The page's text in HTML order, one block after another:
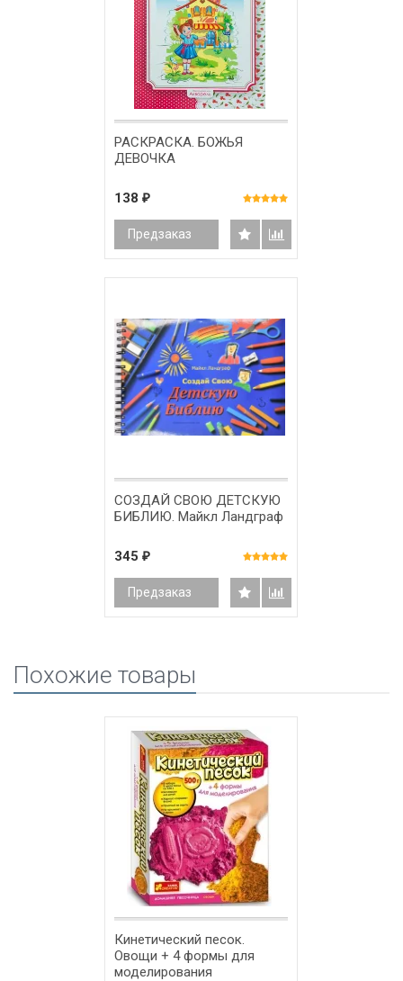
РАСКРАСКА. БОЖЬЯ
ДЕВОЧКА
138 ₽
Предзаказ
СОЗДАЙ СВОЮ ДЕТСКУЮ
БИБЛИЮ. Майкл Ландграф
345 ₽
Предзаказ
Похожие товары
Кинетический песок.
Овощи + 4 формы для
моделирования